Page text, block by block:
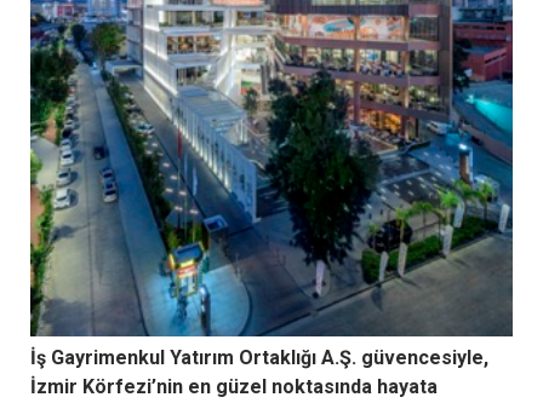
İş Gayrimenkul Yatırım Ortaklığı A.Ş. güvencesiyle,
İzmir Körfezi’nin en güzel noktasında hayata